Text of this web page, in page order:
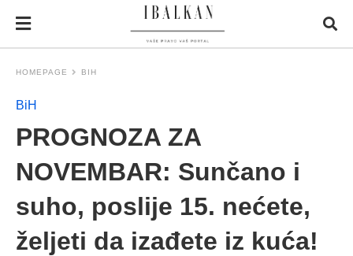
HOMEPAGE BIH
BiH
PROGNOZA ZA
NOVEMBAR: Sunčano i
suho, poslije 15. nećete,
željeti da izađete iz kuća!